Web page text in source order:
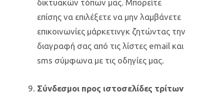
δικτυακών τόπων μας. Μπορείτε
επίσης να επιλέξετε να μην λαμβάνετε
επικοινωνίες μάρκετινγκ ζητώντας την
διαγραφή σας από τις λίστες email και
sms σύμφωνα με τις οδηγίες μας.
Σύνδεσμοι προς ιστοσελίδες τρίτων